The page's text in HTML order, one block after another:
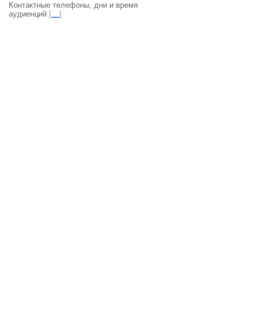
Контактные телефоны, дни и время
аудиенций […]